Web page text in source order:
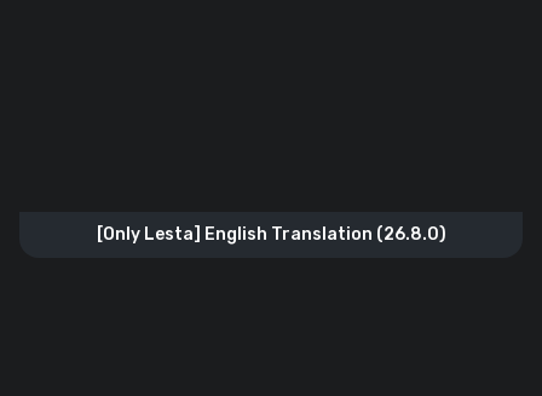
[Only Lesta] English Translation (26.8.0)